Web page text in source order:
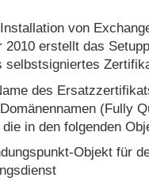
von
2010 erstellt das
selbstsigniertes
des
(Fully
in den folgenden
Objekt für